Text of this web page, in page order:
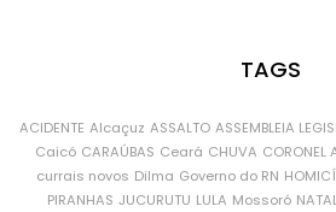
TAGS
ACIDENTE Alcaçuz ASSALTO ASSEMBLEIA
Caicó CARAÚBAS Ceará CHUVA CORONEL
currais novos Dilma Governo do RN
PIRANHAS JUCURUTU LULA Mossoró